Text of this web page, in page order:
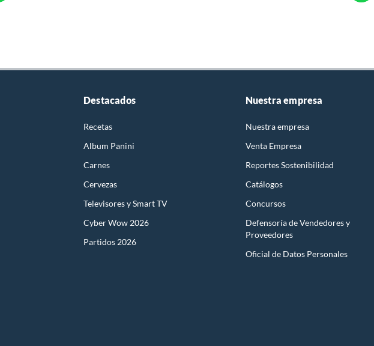
Destacados
Recetas
Album Panini
Carnes
Cervezas
Televisores y Smart TV
Cyber Wow 2026
Partidos 2026
Nuestra empresa
Nuestra empresa
Venta Empresa
Reportes Sostenibilidad
Catálogos
Concursos
Defensoría de Vendedores y
Proveedores
Oficial de Datos Personales